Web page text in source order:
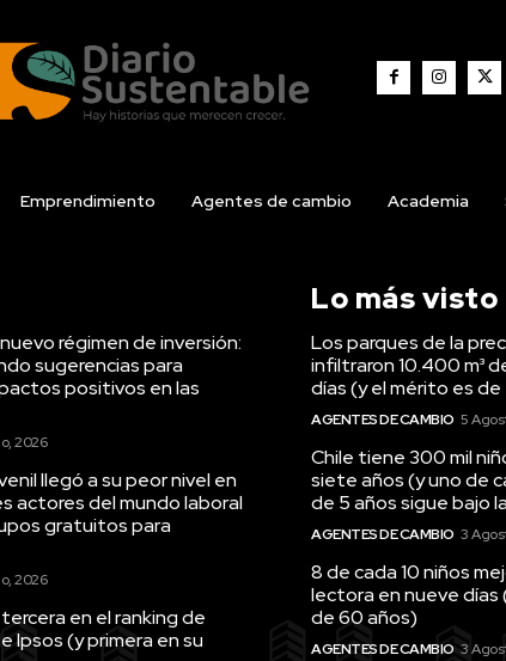
Emprendimiento Agentes de cambio Academia
régimen de inversión:
sugerencias para
positivos en las
2026
llegó a su peor nivel en
actores del mundo laboral
gratuitos para
2026
en el ranking de
Ipsos (y primera en su
Lo más visto
Los parques de la
infiltraron 10.400 m³
días (y el mérito es de
AGENTES DE CAMBIO 5
Chile tiene 300 mil
siete años (y uno de
de 5 años sigue bajo
AGENTES DE CAMBIO 3
8 de cada 10 niños
lectora en nueve
de 60 años)
AGENTES DE CAMBIO 3